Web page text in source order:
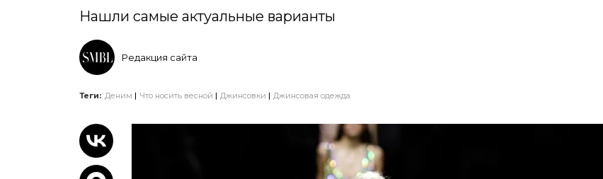
Нашли самые актуальные варианты
Редакция сайта
Теги: Деним Что носить весной Джинсовки Джинсовая одежда